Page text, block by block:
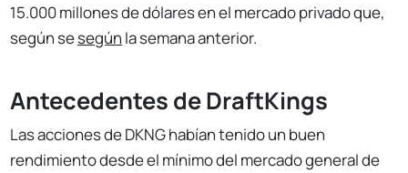
15.000 millones de dólares en el mercado privado que,
según sesegún la semana anterior.
Antecedentes de DraftKings
Las acciones de DKNG habían tenido un buen
rendimiento desde el mínimo del mercado general de